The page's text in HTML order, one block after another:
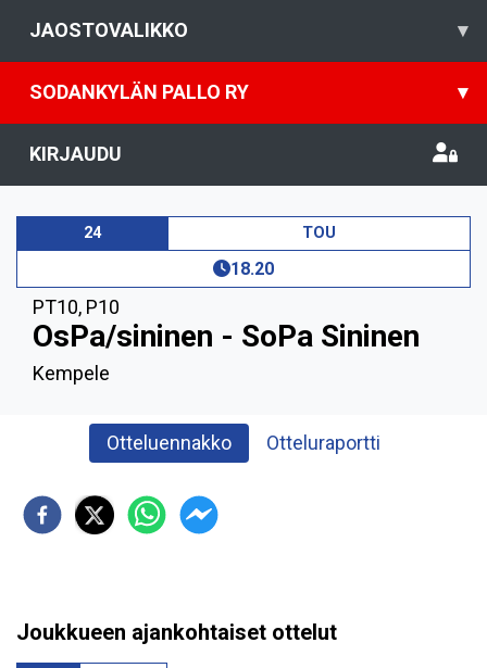
JAOSTOVALIKKO ▾
SODANKYLÄN PALLO RY ▾
KIRJAUDU
24 TOU
18.20
PT10, P10
OsPa/sininen - SoPa Sininen
Kempele
Otteluennakko Otteluraportti
Joukkueen ajankohtaiset ottelut